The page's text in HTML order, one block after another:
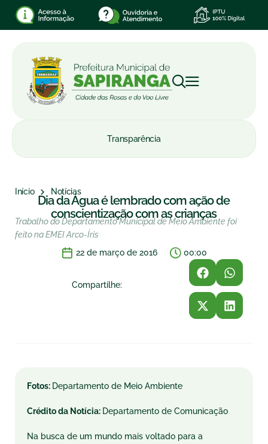
Transparência
Início Notícias
Dia da Água é lembrado com ação de
conscientização com as crianças
Trabalho do Departamento Municipal de Meio Ambiente foi
feito na EMEI Arco-Íris
22 de março de 2016
00:00
Compartilhe:
Fotos: Departamento de Meio Ambiente
Crédito da Notícia: Departamento de Comunicação
Na busca de um mundo mais voltado para a